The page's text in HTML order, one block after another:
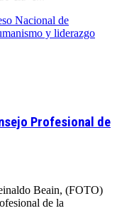
Nacional de
y liderazgo
Profesional de
Beain, (FOTO)
de la